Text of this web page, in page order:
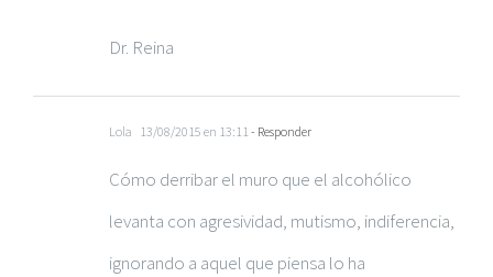
Dr. Reina
Lola 13/08/2015 en 13:11 - Responder
Cómo derribar el muro que el alcohólico
levanta con agresividad, mutismo, indiferencia,
ignorando a aquel que piensa lo ha